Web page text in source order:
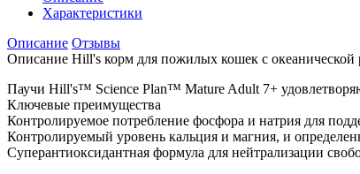
Характеристики
Описание Отзывы
Описание Hill's корм для пожилых кошек с океанической
Паучи Hill's™ Science Plan™ Mature Adult 7+
Ключевые преимущества
Контролируемое потребление фосфора и натрия для
Контролируемый уровень кальция и магния, и
Суперантиоксидантная формула для нейтрализации